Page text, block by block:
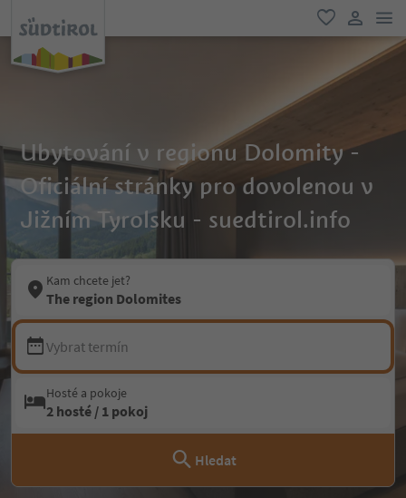
oblíbené
Ubytování v regionu Dolomity -
Oficiální stránky pro dovolenou v
Jižním Tyrolsku - suedtirol.info
Kam chcete jet?
The region Dolomites
Vybrat termín
Hosté a pokoje
2 hosté / 1 pokoj
Hledat